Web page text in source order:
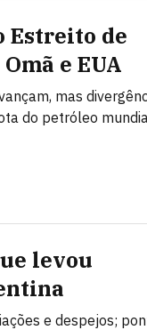
Estreito de
e EUA
mas
do petróleo
levou
e despejos;